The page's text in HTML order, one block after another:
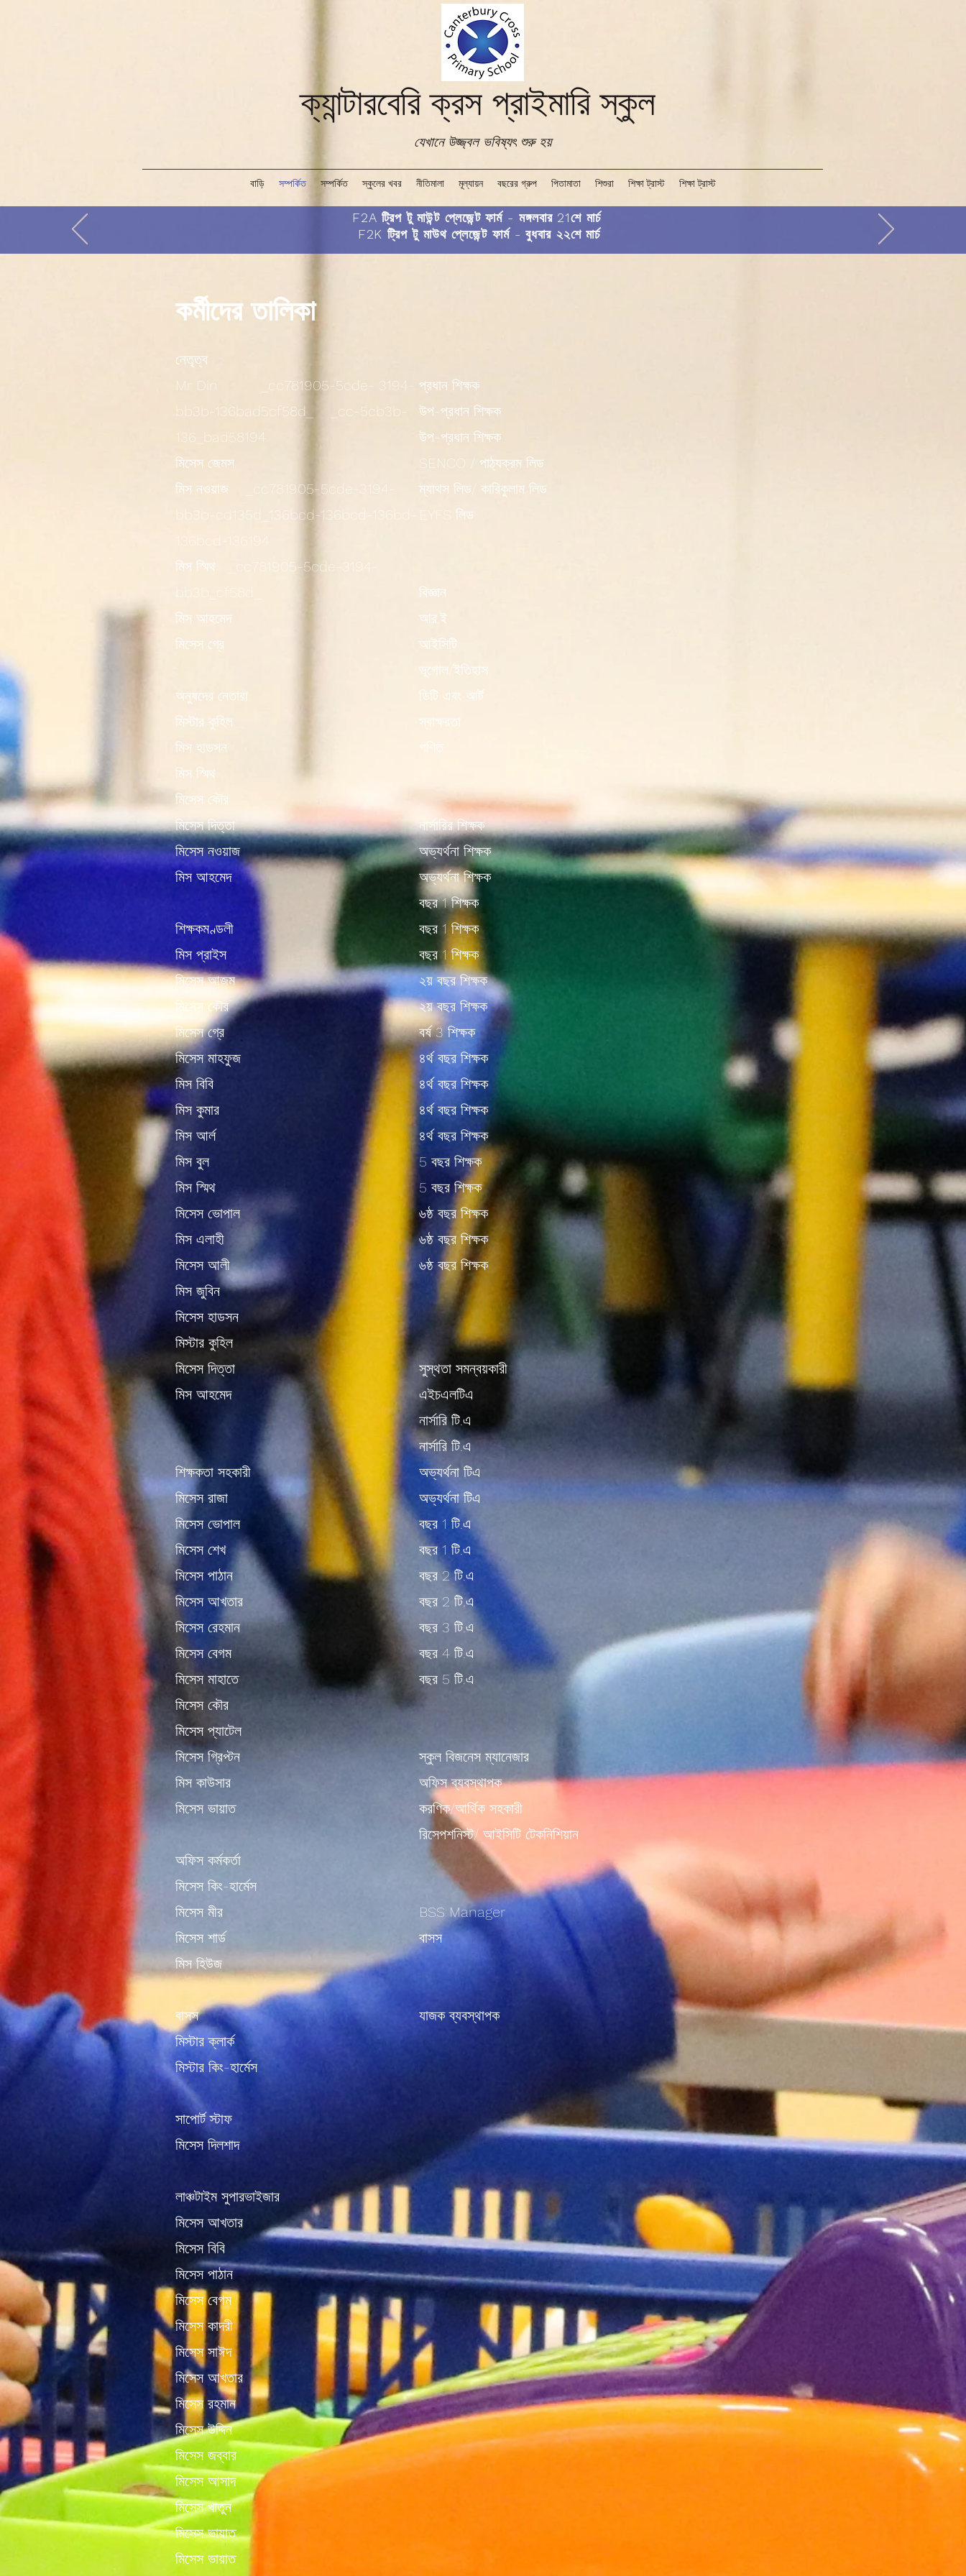
ক্যান্টারবেরি ক্রস প্রাইমারি স্কুল
যেখানে উজ্জ্বল ভবিষ্যৎ শুরু হয়
বাড়ি সম্পর্কিত সম্পর্কিত স্কুলের খবর নীতিমালা মূল্যায়ন বছরের গ্রুপ পিতামাতা শিশুরা শিক্ষা ট্রাস্ট শিক্ষা ট্রাস্ট
কর্মীদের তালিকা
নেতৃত্ব
Mr Din _cc781905-5cde- 3194-
bb3b-136bad5cf58d_ _cc-5cb3b-
136_bad58194
মিসেস জেমস
মিস নওয়াজ _cc781905-5cde-3194-
bb3b-cd135d_136bcd-136bcd-136bd-
136bcd-136194
মিস স্মিথ _cc781905-5cde-3194-
bb3b_cf58d_
মিস আহমেদ
মিসেস গ্রে
অনুষদের নেতারা
মিস্টার কুহিল
মিস হাডসন
মিস স্মিথ
মিসেস কৌর
মিসেস দিত্তা
মিসেস নওয়াজ
মিস আহমেদ
শিক্ষকমণ্ডলী
মিস প্রাইস
মিসেস আজম
মিসেস কৌর
মিসেস গ্রে
মিসেস মাহফুজ
মিস বিবি
মিস কুমার
মিস আর্ল
মিস বুল
মিস স্মিথ
মিসেস ভোপাল
মিস এলাহী
মিসেস আলী
মিস জুবিন
মিসেস হাডসন
মিস্টার কুহিল
মিসেস দিত্তা
মিস আহমেদ
শিক্ষকতা সহকারী
মিসেস রাজা
মিসেস ভোপাল
মিসেস শেখ
মিসেস পাঠান
মিসেস আখতার
মিসেস রেহমান
মিসেস বেগম
মিসেস মাহাতে
মিসেস কৌর
মিসেস প্যাটেল
মিসেস গ্রিপ্টন
মিস কাউসার
মিসেস ভায়াত
অফিস কর্মকর্তা
মিসেস কিং-হার্মেস
মিসেস মীর
মিসেস শার্ড
মিস হিউজ
বাসস
মিস্টার ক্লার্ক
মিস্টার কিং-হার্মেস
সাপোর্ট স্টাফ
মিসেস দিলশাদ
লাঞ্চটাইম সুপারভাইজার
মিসেস আখতার
মিসেস বিবি
মিসেস পাঠান
মিসেস বেগম
মিসেস কাদরী
মিসেস সাঈদ
মিসেস আখতার
মিসেস রহমান
মিসেস উদ্দিন
মিসেস জব্বার
মিসেস আসাদ
মিসেস খাতুন
মিসেস ভায়াত
মিসেস ভায়াত
প্রধান শিক্ষক
উপ-প্রধান শিক্ষক
উপ-প্রধান শিক্ষক
SENCO / পাঠ্যক্রম লিড
ম্যাথস লিড/ কারিকুলাম লিড
EYFS লিড
বিজ্ঞান
আর.ই
আইসিটি
ভূগোল/ইতিহাস
ডিটি এবং আর্ট
স্বাক্ষরতা
গণিত
নার্সারির শিক্ষক
অভ্যর্থনা শিক্ষক
অভ্যর্থনা শিক্ষক
বছর 1 শিক্ষক
বছর 1 শিক্ষক
বছর 1 শিক্ষক
২য় বছর শিক্ষক
২য় বছর শিক্ষক
বর্ষ 3 শিক্ষক
৪র্থ বছর শিক্ষক
৪র্থ বছর শিক্ষক
৪র্থ বছর শিক্ষক
৪র্থ বছর শিক্ষক
5 বছর শিক্ষক
5 বছর শিক্ষক
৬ষ্ঠ বছর শিক্ষক
৬ষ্ঠ বছর শিক্ষক
৬ষ্ঠ বছর শিক্ষক
সুস্থতা সমন্বয়কারী
এইচএলটিএ
নার্সারি টি.এ
নার্সারি টি.এ
অভ্যর্থনা টিএ
অভ্যর্থনা টিএ
বছর 1 টি.এ
বছর 1 টি.এ
বছর 2 টি.এ
বছর 2 টি.এ
বছর 3 টি.এ
বছর 4 টি.এ
বছর 5 টি.এ
স্কুল বিজনেস ম্যানেজার
অফিস ব্যবস্থাপক
করণিক/আর্থিক সহকারী
রিসেপশনিস্ট/ আইসিটি টেকনিশিয়ান
BSS Manager
বাসস
যাজক ব্যবস্থাপক
F2A ট্রিপ টু মাউন্ট প্লেজেন্ট ফার্ম - মঙ্গলবার 21শে মার্চ
F2K ট্রিপ টু মাউথ প্লেজেন্ট ফার্ম - বুধবার ২২শে মার্চ